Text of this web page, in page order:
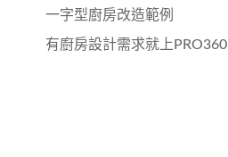
一字型廚房改造範例
有廚房設計需求就上PRO360